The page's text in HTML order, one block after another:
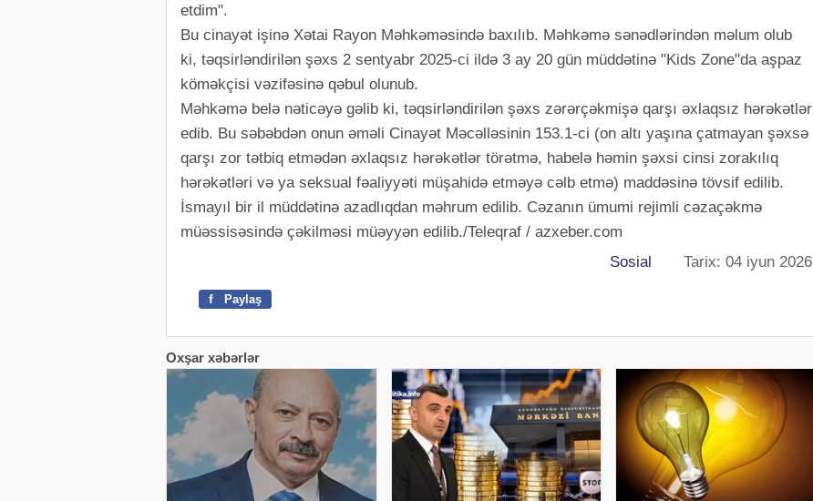
etdim".
Bu cinayət işinə Xətai Rayon Məhkəməsində baxılıb. Məhkəmə sənədlərindən məlum olub
ki, təqsirləndirilən şəxs 2 sentyabr 2025-ci ildə 3 ay 20 gün müddətinə "Kids Zone"da aşpaz
köməkçisi vəzifəsinə qəbul olunub.
Məhkəmə belə nəticəyə gəlib ki, təqsirləndirilən şəxs zərərçəkmişə qarşı əxlaqsız hərəkətlər
edib. Bu səbəbdən onun əməli Cinayət Məcəlləsinin 153.1-ci (on altı yaşına çatmayan şəxsə
qarşı zor tətbiq etmədən əxlaqsız hərəkətlər törətmə, habelə həmin şəxsi cinsi zorakılıq
hərəkətləri və ya seksual fəaliyyəti müşahidə etməyə cəlb etmə) maddəsinə tövsif edilib.
İsmayıl bir il müddətinə azadlıqdan məhrum edilib. Cəzanın ümumi rejimli cəzaçəkmə
müəssisəsində çəkilməsi müəyyən edilib./Teleqraf / azxeber.com
Sosial Tarix: 04 iyun 2026
f Paylaş
Oxşar xəbərlər